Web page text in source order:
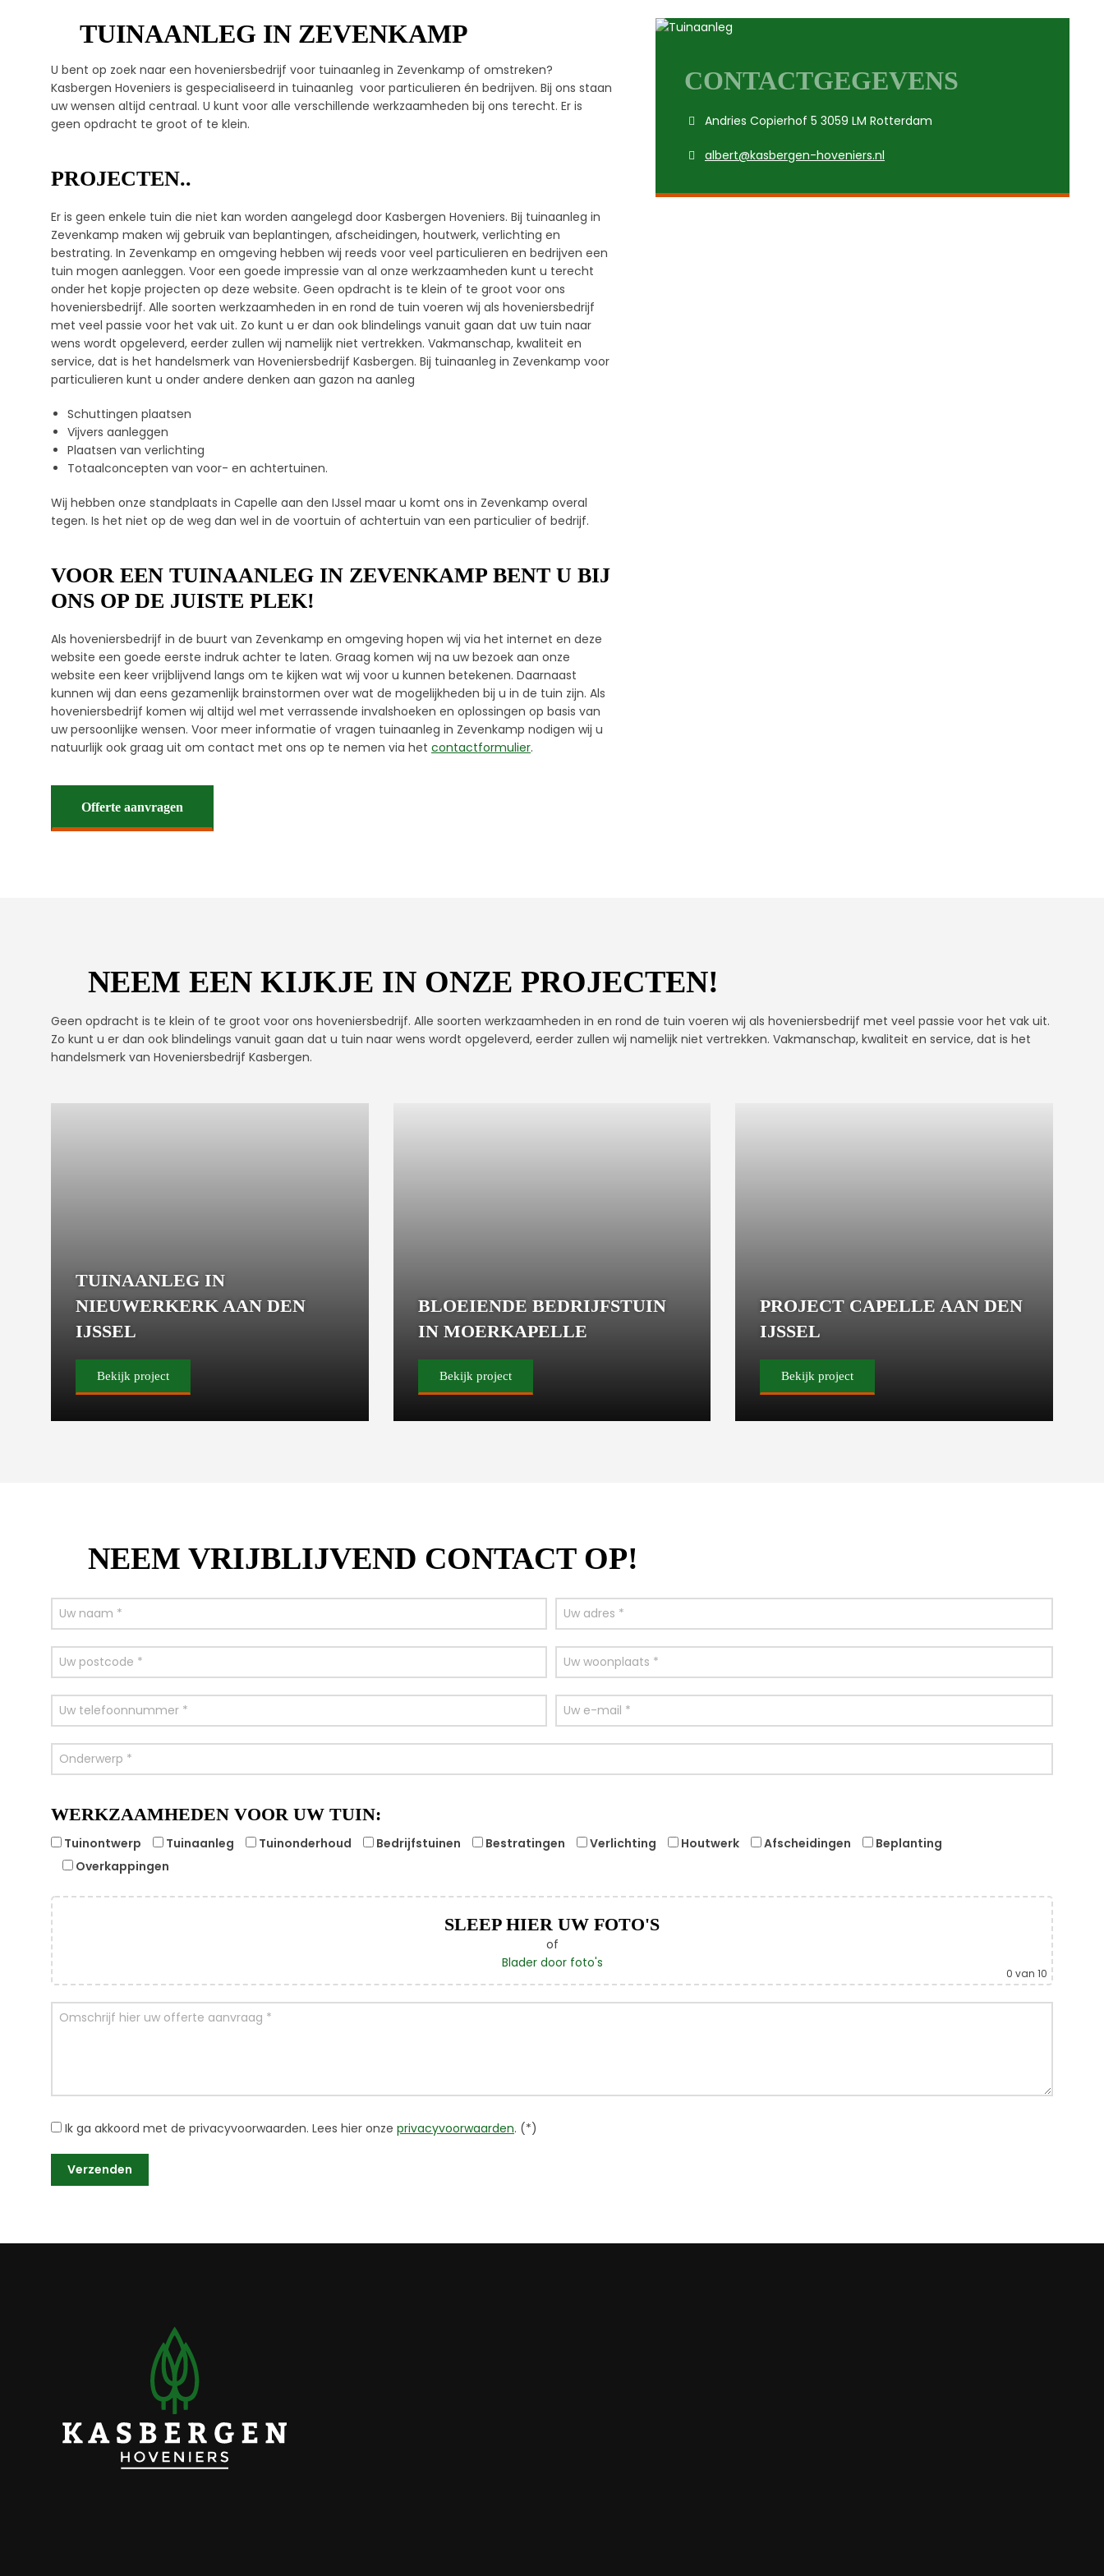
TUINAANLEG IN ZEVENKAMP
U bent op zoek naar een hoveniersbedrijf voor tuinaanleg in Zevenkamp of omstreken?
Kasbergen Hoveniers is gespecialiseerd in tuinaanleg voor particulieren én bedrijven. Bij ons staan
uw wensen altijd centraal. U kunt voor alle verschillende werkzaamheden bij ons terecht. Er is
geen opdracht te groot of te klein.
PROJECTEN..
Er is geen enkele tuin die niet kan worden aangelegd door Kasbergen Hoveniers. Bij tuinaanleg in
Zevenkamp maken wij gebruik van beplantingen, afscheidingen, houtwerk, verlichting en
bestrating. In Zevenkamp en omgeving hebben wij reeds voor veel particulieren en bedrijven een
tuin mogen aanleggen. Voor een goede impressie van al onze werkzaamheden kunt u terecht
onder het kopje projecten op deze website. Geen opdracht is te klein of te groot voor ons
hoveniersbedrijf. Alle soorten werkzaamheden in en rond de tuin voeren wij als hoveniersbedrijf
met veel passie voor het vak uit. Zo kunt u er dan ook blindelings vanuit gaan dat uw tuin naar
wens wordt opgeleverd, eerder zullen wij namelijk niet vertrekken. Vakmanschap, kwaliteit en
service, dat is het handelsmerk van Hoveniersbedrijf Kasbergen. Bij tuinaanleg in Zevenkamp voor
particulieren kunt u onder andere denken aan gazon na aanleg
Schuttingen plaatsen
Vijvers aanleggen
Plaatsen van verlichting
Totaalconcepten van voor- en achtertuinen.
Wij hebben onze standplaats in Capelle aan den IJssel maar u komt ons in Zevenkamp overal
tegen. Is het niet op de weg dan wel in de voortuin of achtertuin van een particulier of bedrijf.
VOOR EEN TUINAANLEG IN ZEVENKAMP BENT U BIJ
ONS OP DE JUISTE PLEK!
Als hoveniersbedrijf in de buurt van Zevenkamp en omgeving hopen wij via het internet en deze
website een goede eerste indruk achter te laten. Graag komen wij na uw bezoek aan onze
website een keer vrijblijvend langs om te kijken wat wij voor u kunnen betekenen. Daarnaast
kunnen wij dan eens gezamenlijk brainstormen over wat de mogelijkheden bij u in de tuin zijn. Als
hoveniersbedrijf komen wij altijd wel met verrassende invalshoeken en oplossingen op basis van
uw persoonlijke wensen. Voor meer informatie of vragen tuinaanleg in Zevenkamp nodigen wij u
natuurlijk ook graag uit om contact met ons op te nemen via het contactformulier.
Offerte aanvragen
CONTACTGEGEVENS
Andries Copierhof 5 3059 LM Rotterdam
albert@kasbergen-hoveniers.nl
NEEM EEN KIJKJE IN ONZE PROJECTEN!
Geen opdracht is te klein of te groot voor ons hoveniersbedrijf. Alle soorten werkzaamheden in en rond de tuin voeren wij als hoveniersbedrijf met veel passie voor het vak uit.
Zo kunt u er dan ook blindelings vanuit gaan dat u tuin naar wens wordt opgeleverd, eerder zullen wij namelijk niet vertrekken. Vakmanschap, kwaliteit en service, dat is het
handelsmerk van Hoveniersbedrijf Kasbergen.
TUINAANLEG IN
NIEUWERKERK AAN DEN
IJSSEL
Bekijk project
BLOEIENDE BEDRIJFSTUIN
IN MOERKAPELLE
Bekijk project
PROJECT CAPELLE AAN DEN
IJSSEL
Bekijk project
NEEM VRIJBLIJVEND CONTACT OP!
WERKZAAMHEDEN VOOR UW TUIN:
Tuinontwerp Tuinaanleg Tuinonderhoud Bedrijfstuinen Bestratingen Verlichting Houtwerk Afscheidingen
Beplanting
Overkappingen
SLEEP HIER UW FOTO'S
of
Blader door foto's
0 van 10
Ik ga akkoord met de privacyvoorwaarden. Lees hier onze privacyvoorwaarden. (*)